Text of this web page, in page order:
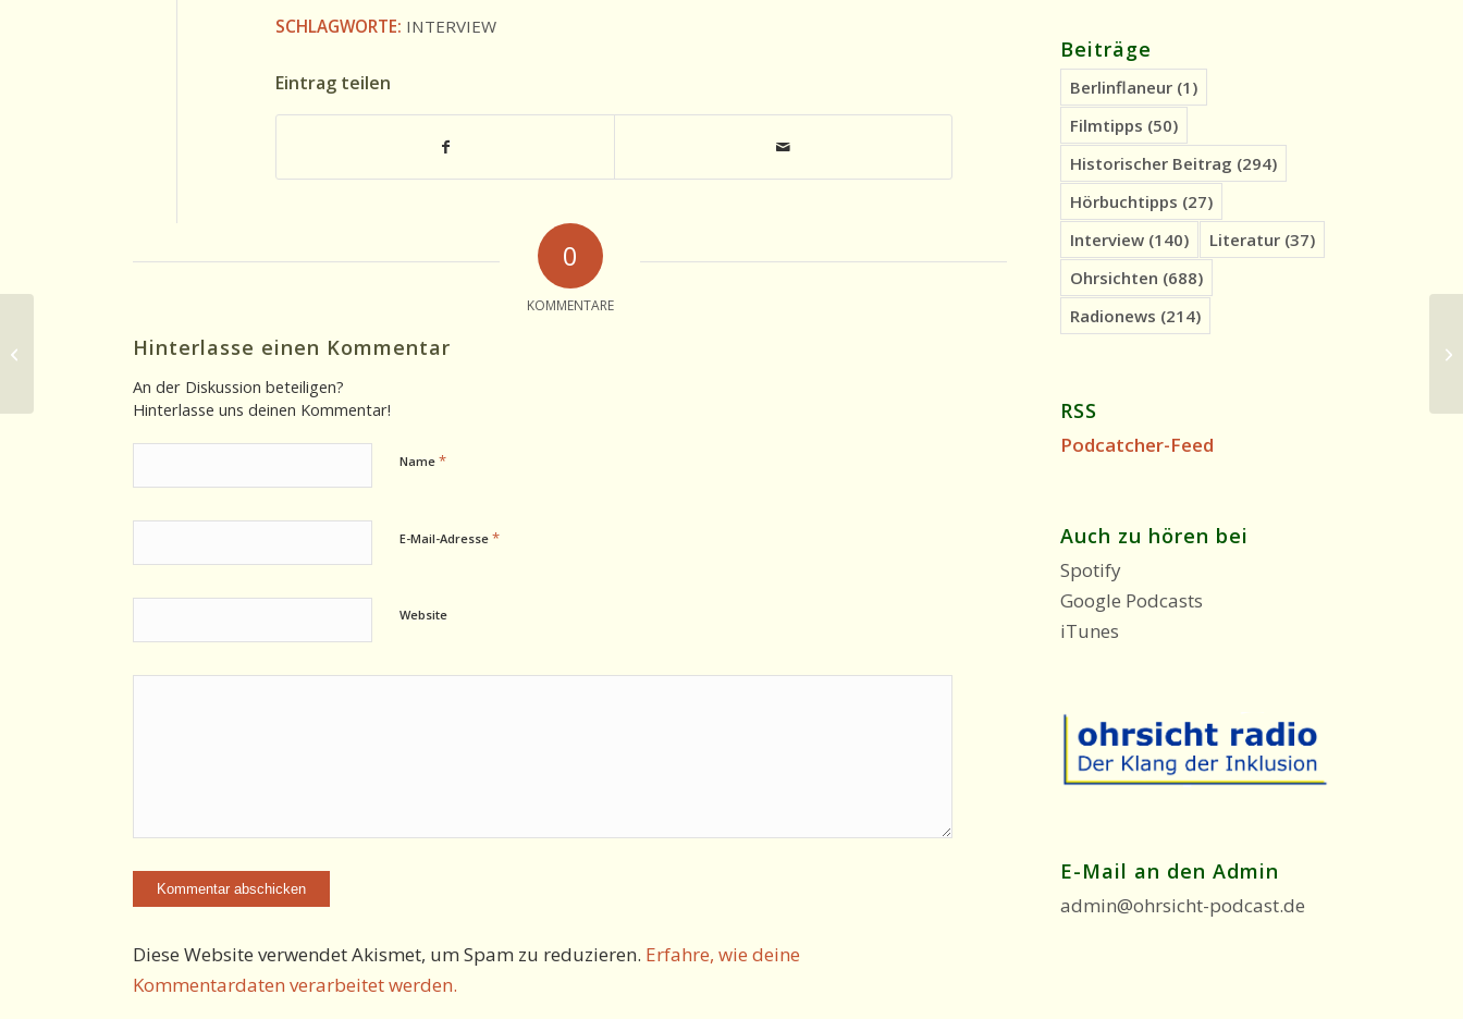
SCHLAGWORTE: INTERVIEW
Eintrag teilen
0
KOMMENTARE
Hinterlasse einen Kommentar
An der Diskussion beteiligen?
Hinterlasse uns deinen Kommentar!
Name *
E-Mail-Adresse *
Website
Diese Website verwendet Akismet, um Spam zu reduzieren. Erfahre, wie deine
Kommentardaten verarbeitet werden.
Beiträge
Berlinflaneur (1)
Filmtipps (50)
Historischer Beitrag (294)
Hörbuchtipps (27)
Interview (140) Literatur (37)
Ohrsichten (688)
Radionews (214)
RSS
Podcatcher-Feed
Auch zu hören bei
Spotify
Google Podcasts
iTunes
E-Mail an den Admin
admin@ohrsicht-podcast.de
Ohrsichten 05.02.2025: Diversität auf